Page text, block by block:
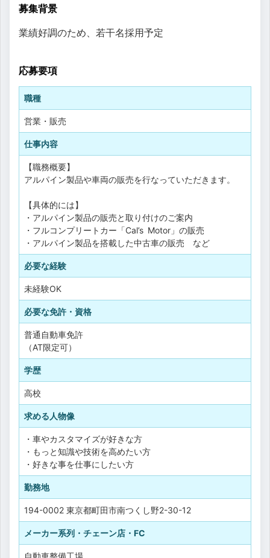
募集背景
業績好調のため、若干名採用予定
応募要項
職種
営業・販売
仕事内容
【職務概要】
アルパイン製品や車両の販売を行なっていただきます。
【具体的には】
・アルパイン製品の販売と取り付けのご案内
・フルコンプリートカー「Cal’s Motor」の販売
・アルパイン製品を搭載した中古車の販売 など
必要な経験
未経験OK
必要な免許・資格
普通自動車免許
（AT限定可）
学歴
高校
求める人物像
・車やカスタマイズが好きな方
・もっと知識や技術を高めたい方
・好きな事を仕事にしたい方
勤務地
194-0002 東京都町田市南つくし野2-30-12
メーカー系列・チェーン店・FC
自動車整備工場